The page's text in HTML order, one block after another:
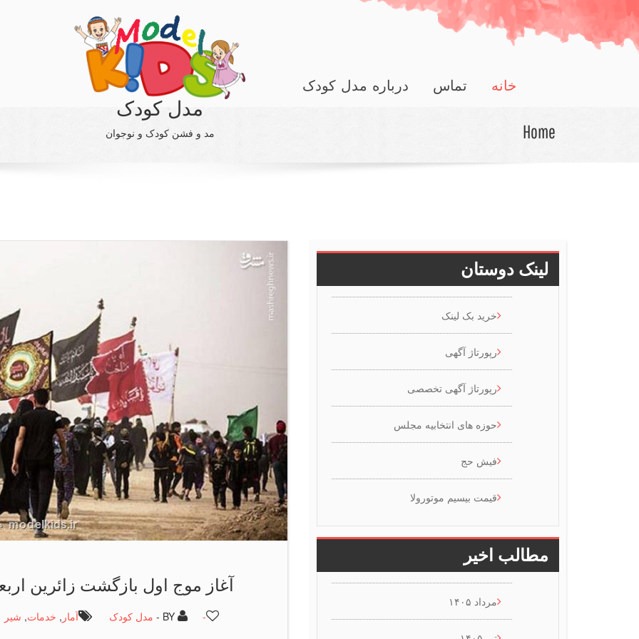
مدل کودک
مد و فشن کودک و نوجوان
خانه تماس درباره مدل کودک
Home
آغاز موج اول بازگشت زائرین
BY - مدل کودک آمار , خدمات, شیر -
لینک دوستان
خرید بک لینک
رپورتاژ آگهی
رپورتاژ آگهی تخصصی
حوزه های انتخابیه مجلس
فیش حج
قیمت بیسیم موتورولا
مطالب اخیر
مرداد ۱۴۰۵